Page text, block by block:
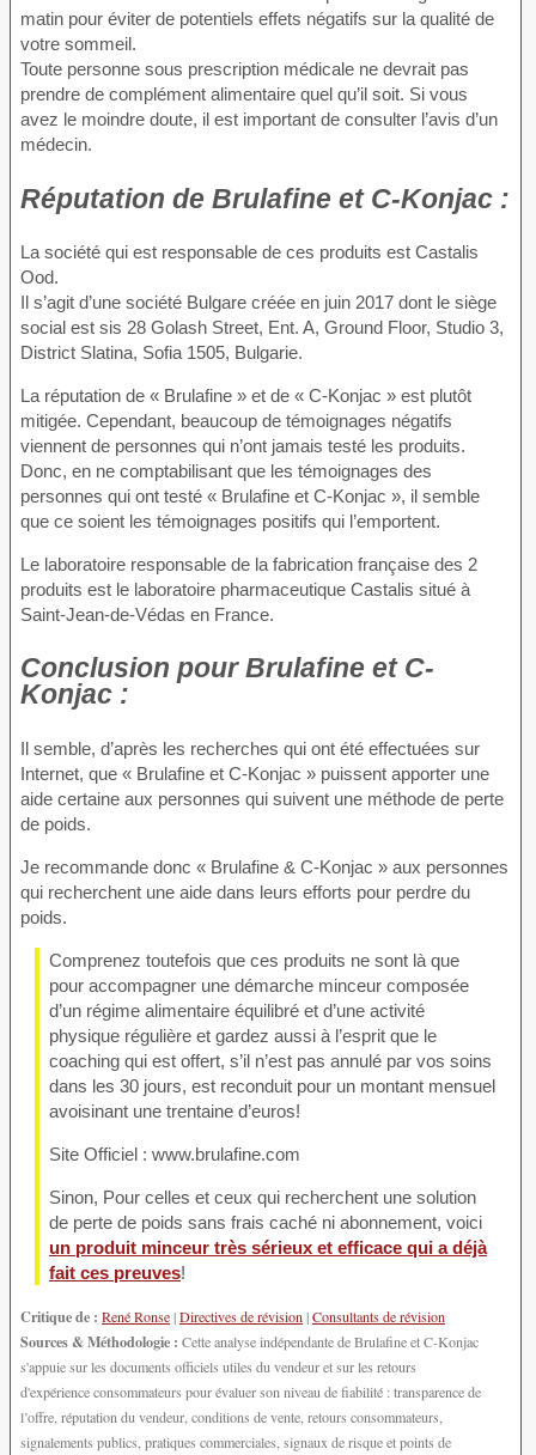
matin pour éviter de potentiels effets négatifs sur la qualité de
votre sommeil.
Toute personne sous prescription médicale ne devrait pas
prendre de complément alimentaire quel qu’il soit. Si vous
avez le moindre doute, il est important de consulter l’avis d’un
médecin.
Réputation de Brulafine et C-Konjac :
La société qui est responsable de ces produits est Castalis
Ood.
Il s’agit d’une société Bulgare créée en juin 2017 dont le siège
social est sis 28 Golash Street, Ent. A, Ground Floor, Studio 3,
District Slatina, Sofia 1505, Bulgarie.
La réputation de « Brulafine » et de « C-Konjac » est plutôt
mitigée. Cependant, beaucoup de témoignages négatifs
viennent de personnes qui n’ont jamais testé les produits.
Donc, en ne comptabilisant que les témoignages des
personnes qui ont testé « Brulafine et C-Konjac », il semble
que ce soient les témoignages positifs qui l’emportent.
Le laboratoire responsable de la fabrication française des 2
produits est le laboratoire pharmaceutique Castalis situé à
Saint-Jean-de-Védas en France.
Conclusion pour Brulafine et C-
Konjac :
Il semble, d’après les recherches qui ont été effectuées sur
Internet, que « Brulafine et C-Konjac » puissent apporter une
aide certaine aux personnes qui suivent une méthode de perte
de poids.
Je recommande donc « Brulafine & C-Konjac » aux personnes
qui recherchent une aide dans leurs efforts pour perdre du
poids.
Comprenez toutefois que ces produits ne sont là que
pour accompagner une démarche minceur composée
d’un régime alimentaire équilibré et d’une activité
physique régulière et gardez aussi à l’esprit que le
coaching qui est offert, s’il n’est pas annulé par vos soins
dans les 30 jours, est reconduit pour un montant mensuel
avoisinant une trentaine d’euros!
Site Officiel : www.brulafine.com
Sinon, Pour celles et ceux qui recherchent une solution
de perte de poids sans frais caché ni abonnement, voici
un produit minceur très sérieux et efficace qui a déjà
fait ces preuves!
Critique de : René Ronse|Directives de révision|Consultants de révision
Sources & Méthodologie : Cette analyse indépendante de Brulafine et C-Konjac
s'appuie sur les documents officiels utiles du vendeur et sur les retours
d'expérience consommateurs pour évaluer son niveau de fiabilité : transparence de
l’offre, réputation du vendeur, conditions de vente, retours consommateurs,
signalements publics, pratiques commerciales, signaux de risque et points de